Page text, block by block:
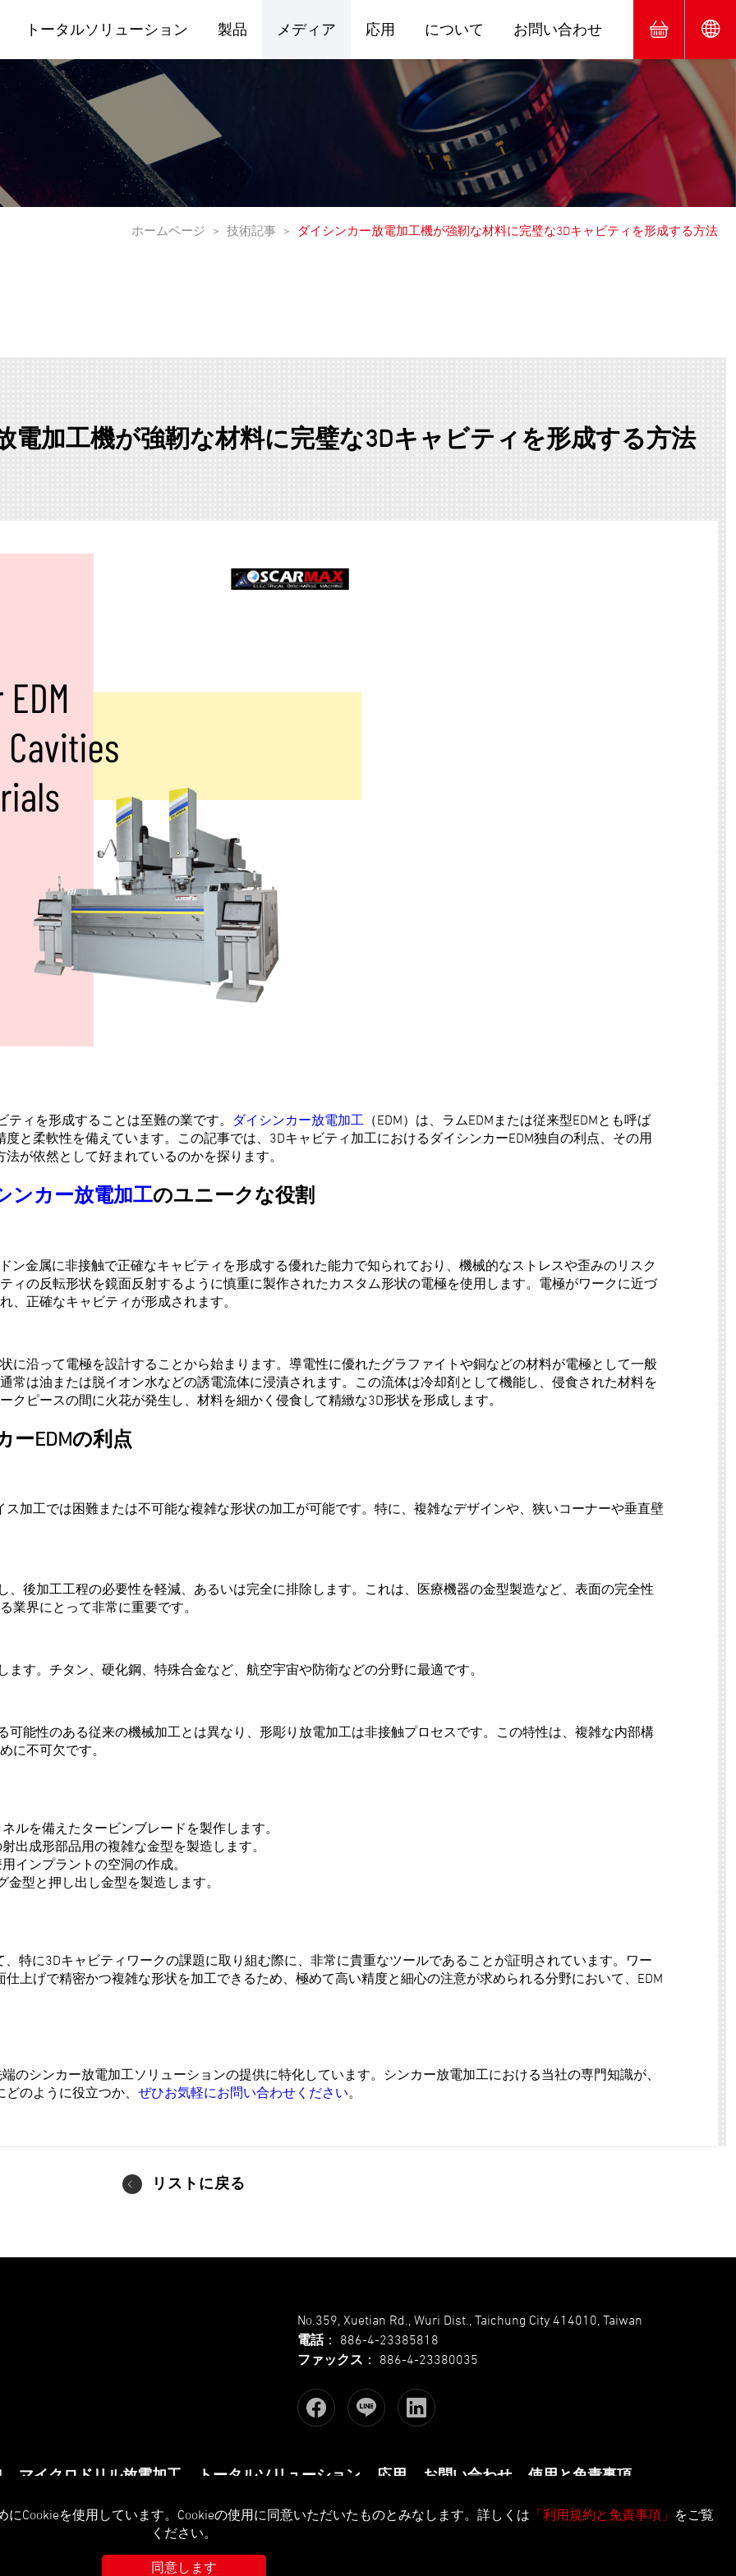
トータルソリューション 製品 メディア 応用 について お問い合わせ
ホームページ 技術記事 ダイシンカー放電加工機が強靭な材料に完璧な3Dキャビティを形成する方法
電加工機が強靭な材料に完璧な3Dキャビティを形成する方法
ィを形成することは至難の業です。 ダイシンカー放電加工 （EDM）は、ラムEDMまたは従来型EDMとも呼ば
と柔軟性を備えています。この記事では、3Dキャビティ加工におけるダイシンカーEDM独自の利点、その用
が依然として好まれているのかを探ります。
ンカー放電加工のユニークな役割
ン金属に非接触で正確なキャビティを形成する優れた能力で知られており、機械的なストレスや歪みのリスク
ィの反転形状を鏡面反射するように慎重に製作されたカスタム形状の電極を使用します。電極がワークに近づ
、正確なキャビティが形成されます。
に沿って電極を設計することから始まります。導電性に優れたグラファイトや銅などの材料が電極として一般
常は油または脱イオン水などの誘電流体に浸漬されます。この流体は冷却剤として機能し、侵食された材料を
クピースの間に火花が発生し、材料を細かく侵食して精緻な3D形状を形成します。
ーEDMの利点
ス加工では困難または不可能な複雑な形状の加工が可能です。特に、複雑なデザインや、狭いコーナーや垂直壁
、後加工工程の必要性を軽減、あるいは完全に排除します。これは、医療機器の金型製造など、表面の完全性
業界にとって非常に重要です。
す。チタン、硬化鋼、特殊合金など、航空宇宙や防衛などの分野に最適です。
可能性のある従来の機械加工とは異なり、形彫り放電加工は非接触プロセスです。この特性は、複雑な内部構
に不可欠です。
ルを備えたタービンブレードを製作します。
出成形部品用の複雑な金型を製造します。
インプラントの空洞の作成。
型と押し出し金型を製造します。
特に3Dキャビティワークの課題に取り組む際に、非常に貴重なツールであることが証明されています。ワー
上げで精密かつ複雑な形状を加工できるため、極めて高い精度と細心の注意が求められる分野において、EDM
のシンカー放電加工ソリューションの提供に特化しています。シンカー放電加工における当社の専門知識が、
のように役立つか、 ぜひお気軽にお問い合わせください。
リストに戻る
No.359, Xuetian Rd., Wuri Dist., Taichung City 414010, Taiwan
電話： 886-4-23385818
ファックス ： 886-4-23380035
マイクロドリル放電加工 トータルソリューション 応用 お問い合わせ 使用と免責事項
by Lets MediaEZB2B
Cookieを使用しています。Cookieの使用に同意いただいたものとみなします。詳しくは 「利用規約と免責事項」
をご覧
ください。
同意します